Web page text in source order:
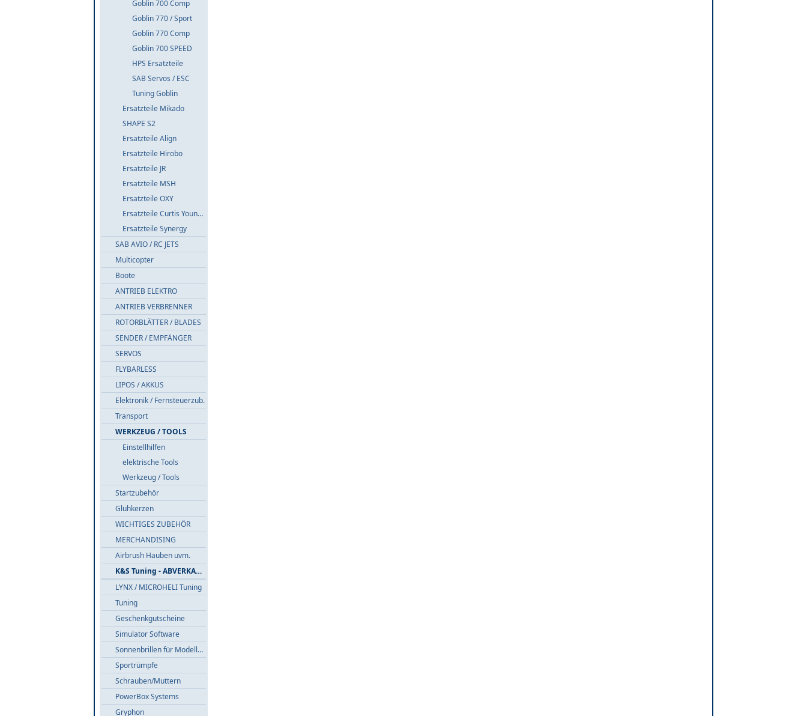
Goblin 700 Comp
Goblin 770 / Sport
Goblin 770 Comp
Goblin 700 SPEED
HPS Ersatzteile
SAB Servos / ESC
Tuning Goblin
Ersatzteile Mikado
SHAPE S2
Ersatzteile Align
Ersatzteile Hirobo
Ersatzteile JR
Ersatzteile MSH
Ersatzteile OXY
Ersatzteile Curtis Youngblood
Ersatzteile Synergy
SAB AVIO / RC JETS
Multicopter
Boote
ANTRIEB ELEKTRO
ANTRIEB VERBRENNER
ROTORBLÄTTER / BLADES
SENDER / EMPFÄNGER
SERVOS
FLYBARLESS
LIPOS / AKKUS
Elektronik / Fernsteuerzub.
Transport
WERKZEUG / TOOLS
Einstellhilfen
elektrische Tools
Werkzeug / Tools
Startzubehör
Glühkerzen
WICHTIGES ZUBEHÖR
MERCHANDISING
Airbrush Hauben uvm.
K&S Tuning - ABVERKAUF
LYNX / MICROHELI Tuning
Tuning
Geschenkgutscheine
Simulator Software
Sonnenbrillen für Modellflieger
Sportrümpfe
Schrauben/Muttern
PowerBox Systems
Gryphon